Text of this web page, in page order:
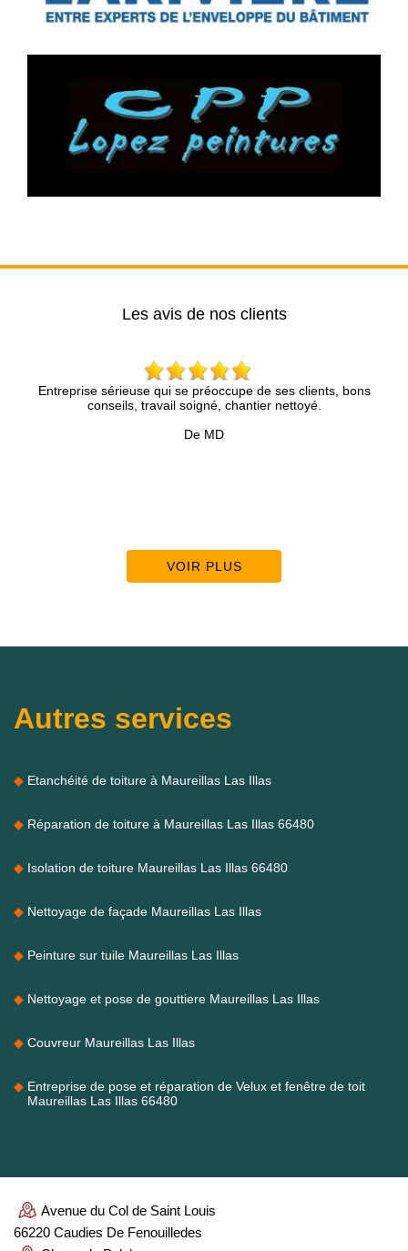
Les avis de nos clients
sérieuse qui se préoccupe de ses clients, bons
conseils, travail soigné, chantier nettoyé.
Entreprise
rapidement, le
VOIR PLUS
Autres services
Etanchéité de toiture à Maureillas Las Illas
Réparation de toiture à Maureillas Las Illas 66480
Isolation de toiture Maureillas Las Illas 66480
Nettoyage de façade Maureillas Las Illas
Peinture sur tuile Maureillas Las Illas
Nettoyage et pose de gouttiere Maureillas Las Illas
Couvreur Maureillas Las Illas
Entreprise de pose et réparation de Velux et fenêtre de toit
Maureillas Las Illas 66480
Avenue du Col de Saint Louis
66220 Caudies De Fenouilledes